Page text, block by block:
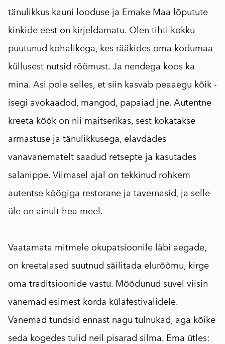
tänulikkus kauni looduse ja Emake Maa lõputute
kinkide eest on kirjeldamatu. Olen tihti kokku
puutunud kohalikega, kes rääkides oma kodumaa
küllusest nutsid rõõmust. Ja nendega koos ka
mina. Asi pole selles, et siin kasvab peaaegu kõik -
isegi avokaadod, mangod, papaiad jne. Autentne
kreeta köök on nii maitserikas, sest kokatakse
armastuse ja tänulikkusega, elavdades
vanavanematelt saadud retsepte ja kasutades
salanippe. Viimasel ajal on tekkinud rohkem
autentse köögiga restorane ja tavernasid, ja selle
üle on ainult hea meel.
Vaatamata mitmele okupatsioonile läbi aegade,
on kreetalased suutnud säilitada elurõõmu, kirge
oma traditsioonide vastu. Möödunud suvel viisin
vanemad esimest korda külafestivalidele.
Vanemad tundsid ennast nagu tulnukad, aga kõike
seda kogedes tulid neil pisarad silma. Ema ütles: